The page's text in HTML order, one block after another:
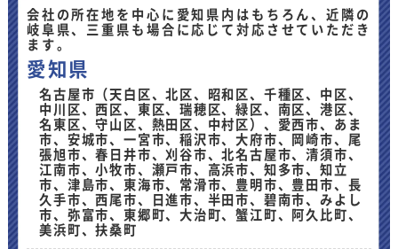
会社の所在地を中心に愛知県内はもちろん、近隣の
岐阜県、三重県も場合に応じて対応させていただき
ます。
愛知県
名古屋市（天白区、北区、昭和区、千種区、中区、
中川区、西区、東区、瑞穂区、緑区、南区、港区、
名東区、守山区、熱田区、中村区）、愛西市、あま
市、安城市、一宮市、稲沢市、大府市、岡崎市、尾
張旭市、春日井市、刈谷市、北名古屋市、清須市、
江南市、小牧市、瀬戸市、高浜市、知多市、知立
市、津島市、東海市、常滑市、豊明市、豊田市、長
久手市、西尾市、日進市、半田市、碧南市、みよし
市、弥富市、東郷町、大治町、蟹江町、阿久比町、
美浜町、扶桑町